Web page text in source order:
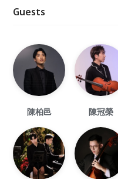
Guests
陳柏邑 陳冠榮